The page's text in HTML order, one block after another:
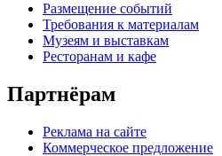
Размещение событий
Требования к материалам
Музеям и выставкам
Ресторанам и кафе
Партнёрам
Реклама на сайте
Коммерческое предложение